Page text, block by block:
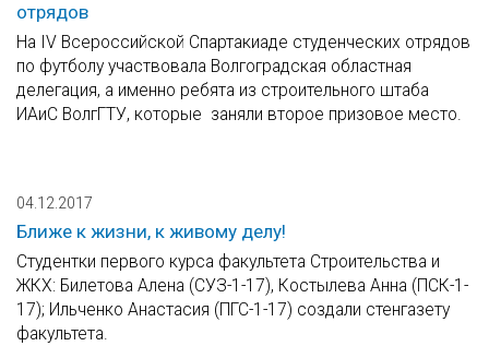
отрядов
На IV Всероссийской Спартакиаде студенческих отрядов
по футболу участвовала Волгоградская областная
делегация, а именно ребята из строительного штаба
ИАиС ВолгГТУ, которые заняли второе призовое место.
04.12.2017
Ближе к жизни, к живому делу!
Студентки первого курса факультета Строительства и
ЖКХ: Билетова Алена (СУЗ-1-17), Костылева Анна (ПСК-1-
17); Ильченко Анастасия (ПГС-1-17) создали стенгазету
факультета.